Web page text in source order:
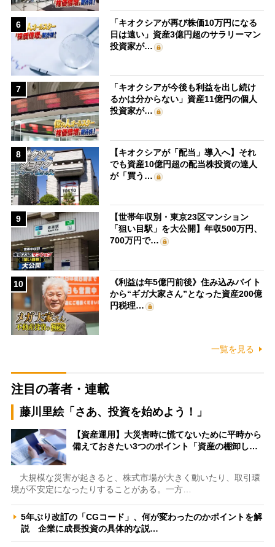
6
「キオクシアが再び株価10万円になる
日は遠い」資産3億円超のサラリーマン
投資家が…
7
「キオクシアが今後も利益を出し続け
るかは分からない」資産11億円の個人
投資家が…
8
【キオクシアが「配当」導入へ】それ
でも資産10億円超の配当株投資の達人
が「買う…
9
【世帯年収別・東京23区マンション
「狙い目駅」を大公開】年収500万円、
700万円で…
10
《利益は年5億円前後》住み込みバイト
から“ギガ大家さん”となった資産200億
円税理…
一覧を見る
注目の著者・連載
藤川里絵「さあ、投資を始めよう！」
【資産運用】大災害時に慌てないために平時から
備えておきたい3つのポイント「資産の棚卸し…
大規模な災害が起きると、株式市場が大きく動いたり、取引環
境が不安定になったりすることがある。一方…
5年ぶり改訂の「CGコード」、何が変わったのかポイントを解
説 企業に成長投資の具体的な説…